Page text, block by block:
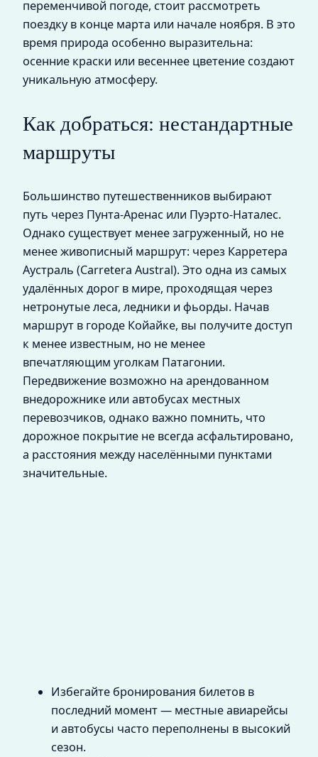
переменчивой погоде, стоит рассмотреть
поездку в конце марта или начале ноября. В это
время природа особенно выразительна:
осенние краски или весеннее цветение создают
уникальную атмосферу.
Как добраться: нестандартные
маршруты
Большинство путешественников выбирают
путь через Пунта-Аренас или Пуэрто-Наталес.
Однако существует менее загруженный, но не
менее живописный маршрут: через Карретера
Аустраль (Carretera Austral). Это одна из самых
удалённых дорог в мире, проходящая через
нетронутые леса, ледники и фьорды. Начав
маршрут в городе Койайке, вы получите доступ
к менее известным, но не менее
впечатляющим уголкам Патагонии.
Передвижение возможно на арендованном
внедорожнике или автобусах местных
перевозчиков, однако важно помнить, что
дорожное покрытие не всегда асфальтировано,
а расстояния между населёнными пунктами
значительные.
Избегайте бронирования билетов в
последний момент — местные авиарейсы
и автобусы часто переполнены в высокий
сезон.